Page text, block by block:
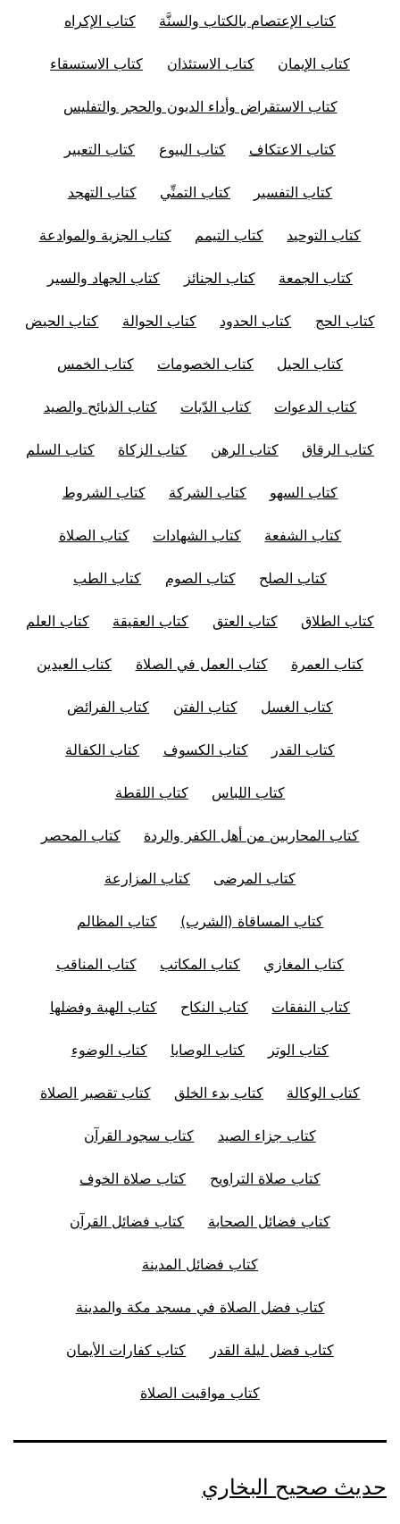
كتاب الإعتصام بالكتاب والسنَّة كتاب الإكراه
كتاب الإيمان كتاب الاستئذان كتاب الاستسقاء
كتاب الاستقراض وأداء الديون والحجر والتفليس
كتاب الاعتكاف كتاب البيوع كتاب التعبير
كتاب التفسير كتاب التمنِّي كتاب التهجد
كتاب التوحيد كتاب التيمم كتاب الجزية والموادعة
كتاب الجمعة كتاب الجنائز كتاب الجهاد والسير
كتاب الحج كتاب الحدود كتاب الحوالة كتاب الحيض
كتاب الحيل كتاب الخصومات كتاب الخمس
كتاب الدعوات كتاب الدّيات كتاب الذبائح والصيد
كتاب الرقاق كتاب الرهن كتاب الزكاة كتاب السلم
كتاب السهو كتاب الشركة كتاب الشروط
كتاب الشفعة كتاب الشهادات كتاب الصلاة
كتاب الصلح كتاب الصوم كتاب الطب
كتاب الطلاق كتاب العتق كتاب العقيقة كتاب العلم
كتاب العمرة كتاب العمل في الصلاة كتاب العيدين
كتاب الغسل كتاب الفتن كتاب الفرائض
كتاب القدر كتاب الكسوف كتاب الكفالة
كتاب اللباس كتاب اللقطة
كتاب المحاربين من أهل الكفر والردة كتاب المحصر
كتاب المرضى كتاب المزارعة
كتاب المساقاة (الشرب) كتاب المظالم
كتاب المغازي كتاب المكاتب كتاب المناقب
كتاب النفقات كتاب النكاح كتاب الهبة وفضلها
كتاب الوتر كتاب الوصايا كتاب الوضوء
كتاب الوكالة كتاب بدء الخلق كتاب تقصير الصلاة
كتاب جزاء الصيد كتاب سجود القرآن
كتاب صلاة التراويح كتاب صلاة الخوف
كتاب فضائل الصحابة كتاب فضائل القرآن
كتاب فضائل المدينة
كتاب فضل الصلاة في مسجد مكة والمدينة
كتاب فضل ليلة القدر كتاب كفارات الأيمان
كتاب مواقيت الصلاة
حديث صحيح البخاري